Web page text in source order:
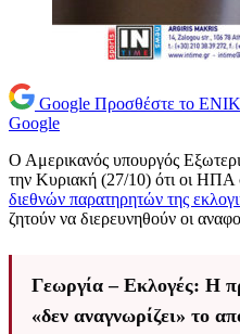
Google Προσθέστε το
Google
Ο Αμερικανός υπουργός
την Κυριακή (27/10) ότι οι ΗΠΑ
διεθνών παρατηρητών της
ζητούν να διερευνηθούν οι
Γεωργία – Εκλογές: Η
«δεν αναγνωρίζει» το